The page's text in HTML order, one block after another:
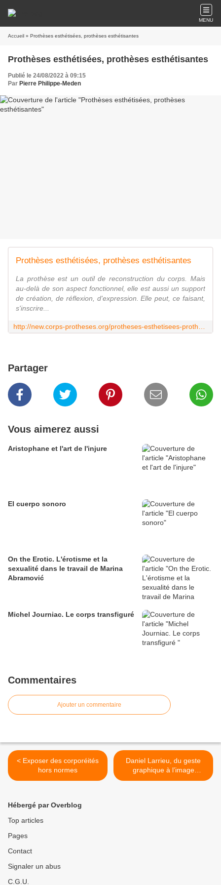
MENU
Accueil » Prothèses esthétisées, prothèses esthétisantes
Prothèses esthétisées, prothèses esthétisantes
Publié le 24/08/2022 à 09:15
Par Pierre Philippe-Meden
Prothèses esthétisées, prothèses esthétisantes
La prothèse est un outil de reconstruction du corps. Mais
au-delà de son aspect fonctionnel, elle est aussi un support
de création, de réflexion, d'expression. Elle peut, ce faisant,
s'inscrire...
Partager
Vous aimerez aussi
Aristophane et l'art de l'injure
El cuerpo sonoro
On the Erotic. L'érotisme et la
sexualité dans le travail de Marina
Abramović
Michel Journiac. Le corps transfiguré
Commentaires
Ajouter un commentaire
< Exposer des corporéités
hors normes
Daniel Larrieu, du geste
graphique à l’image
médiatisée >
Hébergé par Overblog
Top articles
Pages
Contact
Signaler un abus
C.G.U.